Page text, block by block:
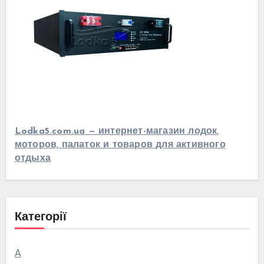
Lodka5.com.ua — интернет-магазин лодок,
моторов, палаток и товаров для активного
отдыха
Категорії
А